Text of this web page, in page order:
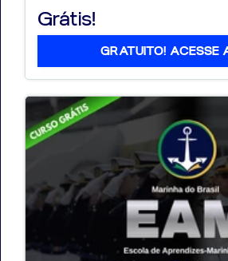
Grátis!
GRATUITO! ACESSE